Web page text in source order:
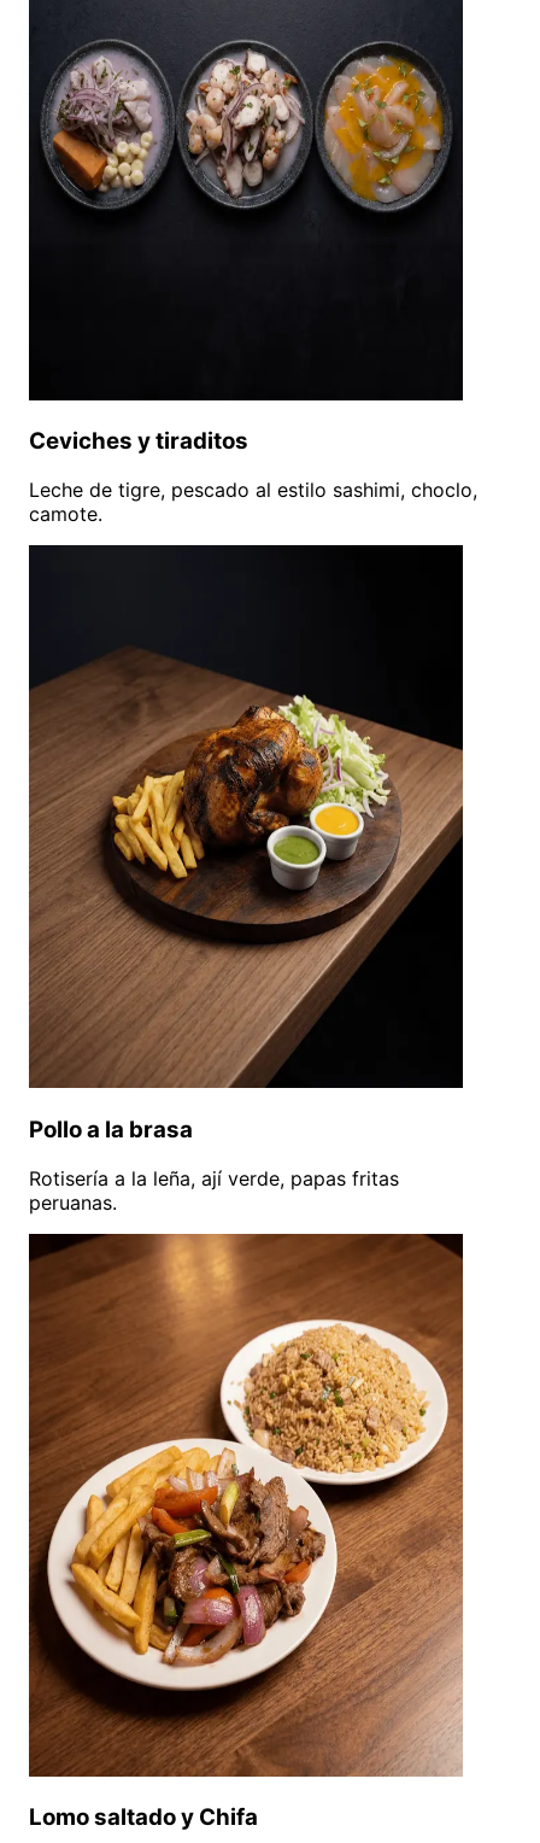
Ceviches y tiraditos
Leche de tigre, pescado al estilo sashimi, choclo,
camote.
Pollo a la brasa
Rotisería a la leña, ají verde, papas fritas
peruanas.
Lomo saltado y Chifa